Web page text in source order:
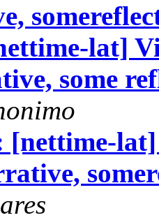
lat]
some
[nettime-